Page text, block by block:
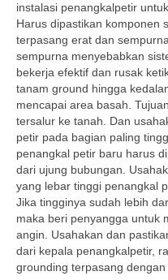
instalasi penangkalpetir
Harus dipastikan komponen
terpasang erat dan
sempurna menyebabkan
bekerja efektif dan rusak
tanam ground hingga
mencapai area basah.
tersalur ke tanah. Dan
petir pada bagian paling
penangkal petir baru harus
dari ujung bubungan.
yang lebar tinggi penangkal
Jika tingginya sudah lebih
maka beri penyangga untuk
angin. Usahakan dan
dari kepala penangkalpetir,
grounding terpasang dengan